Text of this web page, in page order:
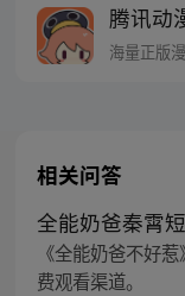
腾讯动
海量正版
相关问答
全能奶爸秦霄
《全能奶爸不好
费观看渠道。